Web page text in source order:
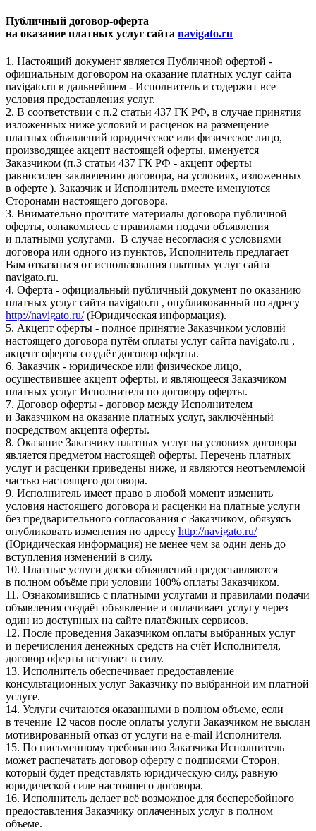
Публичный договор-оферта
на оказание платных услуг сайта navigato.ru
1. Настоящий документ является Публичной офертой -
официальным договором на оказание платных услуг сайта
navigato.ru в дальнейшем - Исполнитель и содержит все
условия предоставления услуг.
2. В соответствии с п.2 статьи 437 ГК РФ, в случае принятия
изложенных ниже условий и расценок на размещение
платных объявлений юридическое или физическое лицо,
производящее акцепт настоящей оферты, именуется
Заказчиком (п.3 статьи 437 ГК РФ - акцепт оферты
равносилен заключению договора, на условиях, изложенных
в оферте ). Заказчик и Исполнитель вместе именуются
Сторонами настоящего договора.
3. Внимательно прочтите материалы договора публичной
оферты, ознакомьтесь с правилами подачи объявления
и платными услугами. В случае несогласия с условиями
договора или одного из пунктов, Исполнитель предлагает
Вам отказаться от использования платных услуг сайта
navigato.ru.
4. Оферта - официальный публичный документ по оказанию
платных услуг сайта navigato.ru , опубликованный по адресу
http://navigato.ru/(Юридическая информация).
5. Акцепт оферты - полное принятие Заказчиком условий
настоящего договора путём оплаты услуг сайта navigato.ru ,
акцепт оферты создаёт договор оферты.
6. Заказчик - юридическое или физическое лицо,
осуществившее акцепт оферты, и являющееся Заказчиком
платных услуг Исполнителя по договору оферты.
7. Договор оферты - договор между Исполнителем
и Заказчиком на оказание платных услуг, заключённый
посредством акцепта оферты.
8. Оказание Заказчику платных услуг на условиях договора
является предметом настоящей оферты. Перечень платных
услуг и расценки приведены ниже, и являются неотъемлемой
частью настоящего договора.
9. Исполнитель имеет право в любой момент изменить
условия настоящего договора и расценки на платные услуги
без предварительного согласования с Заказчиком, обязуясь
опубликовать изменения по адресу http://navigato.ru/
(Юридическая информация) не менее чем за один день до
вступления изменений в силу.
10. Платные услуги доски объявлений предоставляются
в полном объёме при условии 100% оплаты Заказчиком.
11. Ознакомившись с платными услугами и правилами подачи
объявления создаёт объявление и оплачивает услугу через
один из доступных на сайте платёжных сервисов.
12. После проведения Заказчиком оплаты выбранных услуг
и перечисления денежных средств на счёт Исполнителя,
договор оферты вступает в силу.
13. Исполнитель обеспечивает предоставление
консультационных услуг Заказчику по выбранной им платной
услуге.
14. Услуги считаются оказанными в полном объеме, если
в течение 12 часов после оплаты услуги Заказчиком не выслан
мотивированный отказ от услуги на e-mail Исполнителя.
15. По письменному требованию Заказчика Исполнитель
может распечатать договор оферту с подписями Сторон,
который будет представлять юридическую силу, равную
юридической силе настоящего договора.
16. Исполнитель делает всё возможное для бесперебойного
предоставления Заказчику оплаченных услуг в полном
объеме.